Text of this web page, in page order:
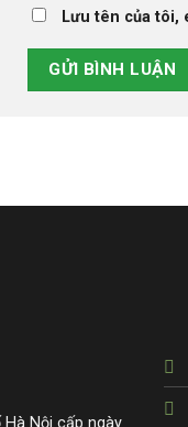
Lưu tên của tôi,
Nội cấp ngày